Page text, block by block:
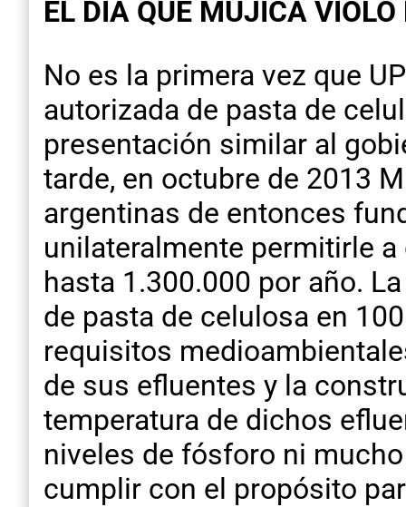
EL DIA QUE MUJICA
No es la primera vez que
autorizada de pasta de
presentación similar al
tarde, en octubre de 2013
argentinas de entonces
unilateralmente permitirle
hasta 1.300.000 por año.
de pasta de celulosa en
requisitos
de sus efluentes y la
temperatura de dichos
niveles de fósforo ni
cumplir con el propósito